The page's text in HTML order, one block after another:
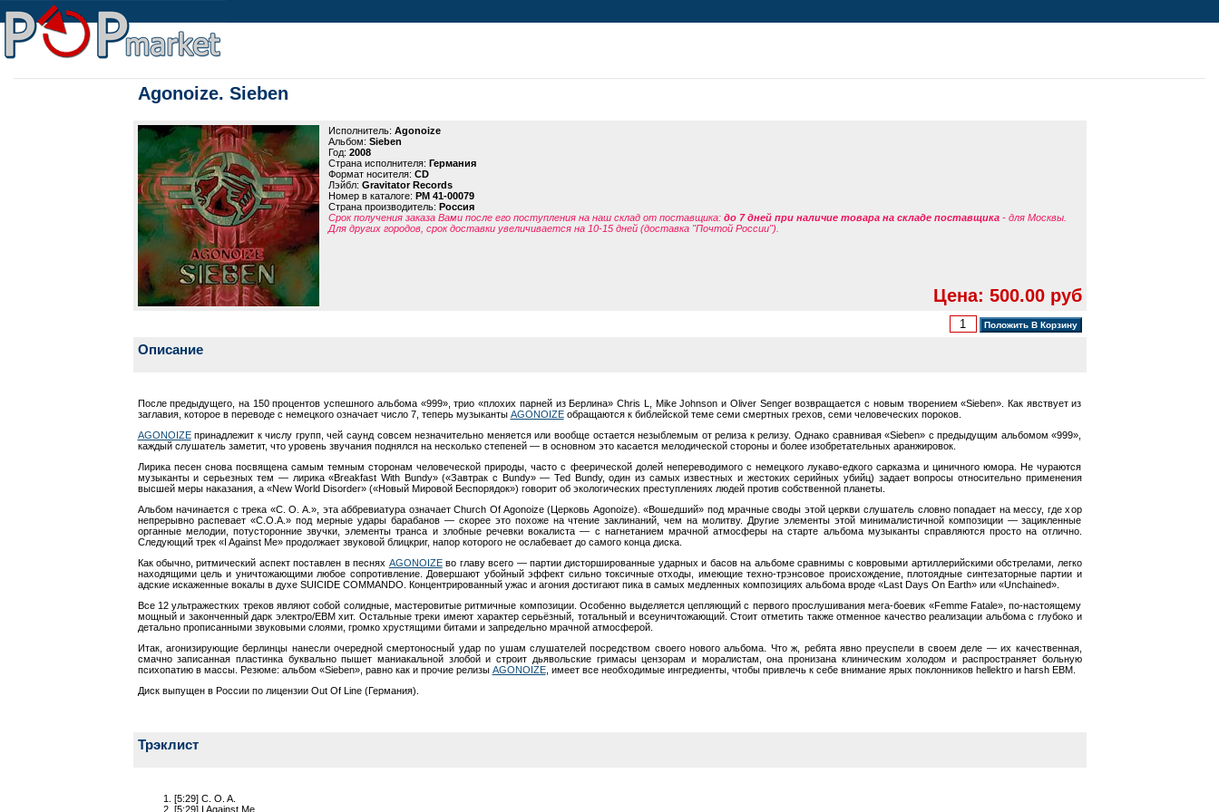
Agonoize. Sieben
Исполнитель: Agonoize
Альбом: Sieben
Год: 2008
Страна исполнителя: Германия
Формат носителя: CD
Лэйбл: Gravitator Records
Номер в каталоге: PM 41-00079
Страна производитель: Россия
Срок получения заказа Вами после его поступления на наш склад от поставщика: до 7 дней при наличие товара на складе поставщика - для Москвы.
Для других городов, срок доставки увеличивается на 10-15 дней (доставка "Почтой России").
Цена: 500.00 руб
Описание
После предыдущего, на 150 процентов успешного альбома «999», трио «плохих парней из Берлина» Chris L, Mike Johnson и Oliver Senger возвращается с новым творением «Sieben». Как явствует из
заглавия, которое в переводе с немецкого означает число 7, теперь музыканты AGONOIZEобращаются к библейской теме семи смертных грехов, семи человеческих пороков.
AGONOIZEпринадлежит к числу групп, чей саунд совсем незначительно меняется или вообще остается незыблемым от релиза к релизу. Однако сравнивая «Sieben» с предыдущим альбомом «999»,
каждый слушатель заметит, что уровень звучания поднялся на несколько степеней — в основном это касается мелодической стороны и более изобретательных аранжировок.
Лирика песен снова посвящена самым темным сторонам человеческой природы, часто с феерической долей непереводимого с немецкого лукаво-едкого сарказма и циничного юмора. Не чураются
музыканты и серьезных тем — лирика «Breakfast With Bundy» («Завтрак с Bundy» — Ted Bundy, один из самых известных и жестоких серийных убийц) задает вопросы относительно применения
высшей меры наказания, а «New World Disorder» («Новый Мировой Беспорядок») говорит об экологических преступлениях людей против собственной планеты.
Альбом начинается с трека «C. O. A.», эта аббревиатура означает Church Of Agonoize (Церковь Agonoize). «Вошедший» под мрачные своды этой церкви слушатель словно попадает на мессу, где хор
непрерывно распевает «C.O.A.» под мерные удары барабанов — скорее это похоже на чтение заклинаний, чем на молитву. Другие элементы этой минималистичной композиции — зацикленные
органные мелодии, потусторонние звучки, элементы транса и злобные речевки вокалиста — с нагнетанием мрачной атмосферы на старте альбома музыканты справляются просто на отлично.
Следующий трек «I Against Me» продолжает звуковой блицкриг, напор которого не ослабевает до самого конца диска.
Как обычно, ритмический аспект поставлен в песнях AGONOIZEво главу всего — партии дисторшированные ударных и басов на альбоме сравнимы с ковровыми артиллерийскими обстрелами, легко
находящими цель и уничтожающими любое сопротивление. Довершают убойный эффект сильно токсичные отходы, имеющие техно-трэнсовое происхождение, плотоядные синтезаторные партии и
адские искаженные вокалы в духе SUICIDE COMMANDO. Концентрированный ужас и агония достигают пика в самых медленных композициях альбома вроде «Last Days On Earth» или «Unchained».
Все 12 ультражестких треков являют собой солидные, мастеровитые ритмичные композиции. Особенно выделяется цепляющий с первого прослушивания мега-боевик «Femme Fatale», по-настоящему
мощный и законченный дарк электро/ЕВМ хит. Остальные треки имеют характер серьёзный, тотальный и всеуничтожающий. Стоит отметить также отменное качество реализации альбома с глубоко и
детально прописанными звуковыми слоями, громко хрустящими битами и запредельно мрачной атмосферой.
Итак, агонизирующие берлинцы нанесли очередной смертоносный удар по ушам слушателей посредством своего нового альбома. Что ж, ребята явно преуспели в своем деле — их качественная,
смачно записанная пластинка буквально пышет маниакальной злобой и строит дьявольские гримасы цензорам и моралистам, она пронизана клиническим холодом и распространяет больную
психопатию в массы. Резюме: альбом «Sieben», равно как и прочие релизы AGONOIZE, имеет все необходимые ингредиенты, чтобы привлечь к себе внимание ярых поклонников hellektro и harsh ЕВМ.
Диск выпущен в России по лицензии Out Of Line (Германия).
Трэклист
[5:29] C. O. A.
[5:29] I Against Me